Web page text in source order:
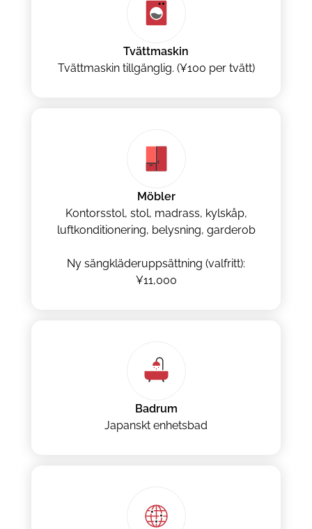
Tvättmaskin
Tvättmaskin tillgänglig. (¥100 per tvätt)
Möbler
Kontorsstol, stol, madrass, kylskåp,
luftkonditionering, belysning, garderob
Ny sängkläderuppsättning (valfritt):
¥11,000
Badrum
Japanskt enhetsbad